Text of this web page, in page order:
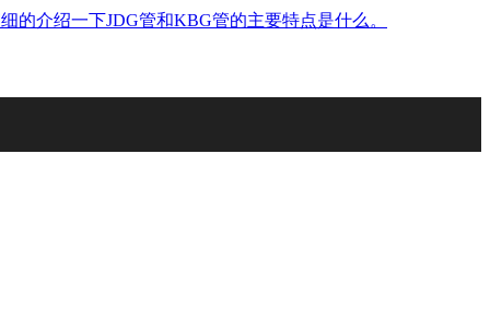
的介绍一下JDG管和KBG管的主要特点是什么。